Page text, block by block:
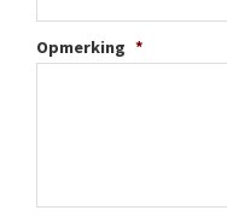
Opmerking *